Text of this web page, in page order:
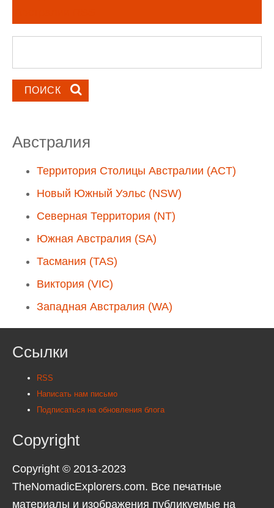
Австралия
Территория Столицы Австралии (ACT)
Новый Южный Уэльс (NSW)
Северная Территория (NT)
Южная Австралия (SA)
Тасмания (TAS)
Виктория (VIC)
Западная Австралия (WA)
Ссылки
RSS
Написать нам письмо
Подписаться на обновления блога
Copyright
Copyright © 2013-2023
TheNomadicExplorers.com. Все печатные
материалы и изображения публикуемые на